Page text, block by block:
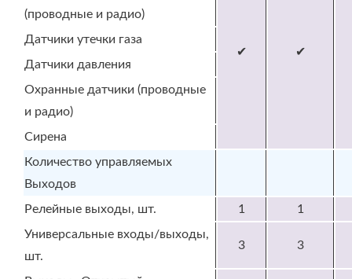
✔ ✔
(проводные и радио)
Датчики утечки газа
Датчики давления
Охранные датчики (проводные
и радио)
Сирена
Количество управляемых
Выходов
Релейные выходы, шт.
1
1
Универсальные входы/выходы,
шт.
3 3